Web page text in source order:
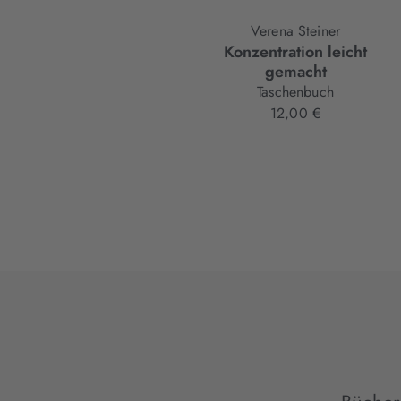
Verena Steiner
Konzentration leicht
gemacht
Taschenbuch
12,00 €